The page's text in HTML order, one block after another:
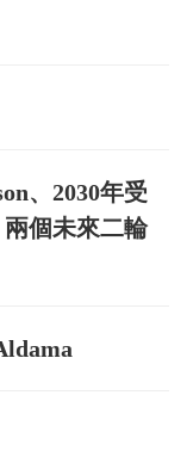
、2030年受
個未來二輪